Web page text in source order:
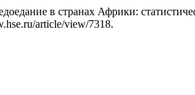
в странах Африки:
article/view/7318.